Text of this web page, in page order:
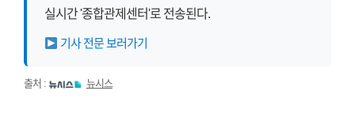
실시간 '종합관제센터'로 전송된다.
기사 전문 보러가기
출처 : 뉴시스